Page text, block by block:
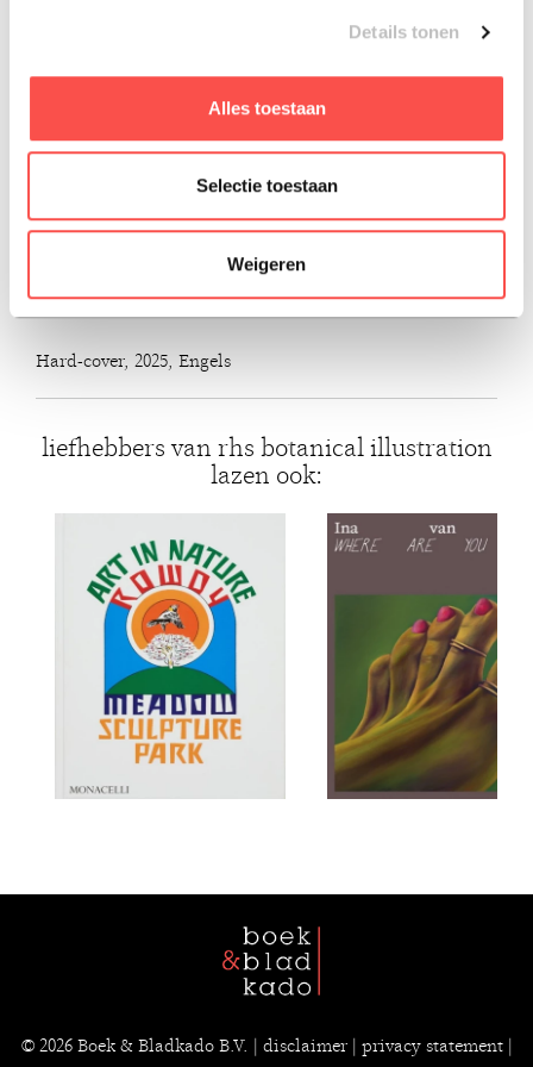
Details tonen
Alles toestaan
Selectie toestaan
Weigeren
---------------
This new updated and extended edition of RHS Botanical
additional 29 stunning works from 14 new and
accomplished artists since 2019.
ISBN: 9781788843386
Hard-cover, 2025, Engels
liefhebbers van rhs botanical illustration
lazen ook:
© 2026 Boek & Bladkado B.V. | disclaimer| privacy statement|